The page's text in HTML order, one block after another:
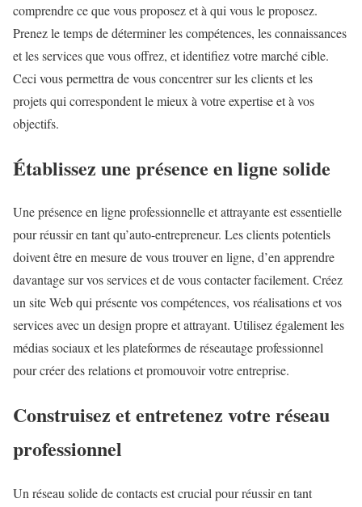
comprendre ce que vous proposez et à qui vous le proposez.
Prenez le temps de déterminer les compétences, les connaissances
et les services que vous offrez, et identifiez votre marché cible.
Ceci vous permettra de vous concentrer sur les clients et les
projets qui correspondent le mieux à votre expertise et à vos
objectifs.
Établissez une présence en ligne solide
Une présence en ligne professionnelle et attrayante est essentielle
pour réussir en tant qu’auto-entrepreneur. Les clients potentiels
doivent être en mesure de vous trouver en ligne, d’en apprendre
davantage sur vos services et de vous contacter facilement. Créez
un site Web qui présente vos compétences, vos réalisations et vos
services avec un design propre et attrayant. Utilisez également les
médias sociaux et les plateformes de réseautage professionnel
pour créer des relations et promouvoir votre entreprise.
Construisez et entretenez votre réseau
professionnel
Un réseau solide de contacts est crucial pour réussir en tant